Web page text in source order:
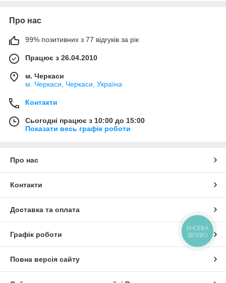
Про нас
99% позитивних з 77 відгуків за рік
Працює з 26.04.2010
м. Черкаси
м. Черкаси, Черкаси, Україна
Контакти
Сьогодні працює з 10:00 до 15:00
Показати весь графік роботи
Про нас
Контакти
Доставка та оплата
Графік роботи
Повна версія сайту
КНОПКА
ЗВ'ЯЗКУ